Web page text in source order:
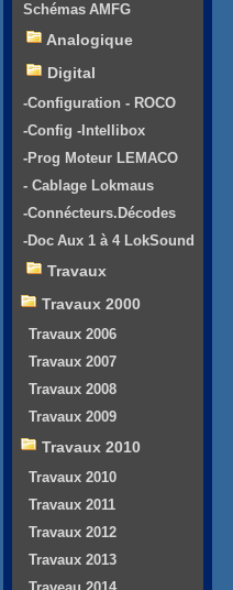
Schémas AMFG
Analogique
Digital
-Configuration - ROCO
-Config -Intellibox
-Prog Moteur LEMACO
- Cablage Lokmaus
-Connécteurs.Décodes
-Doc Aux 1 à 4 LokSound
Travaux
Travaux 2000
Travaux 2006
Travaux 2007
Travaux 2008
Travaux 2009
Travaux 2010
Travaux 2010
Travaux 2011
Travaux 2012
Travaux 2013